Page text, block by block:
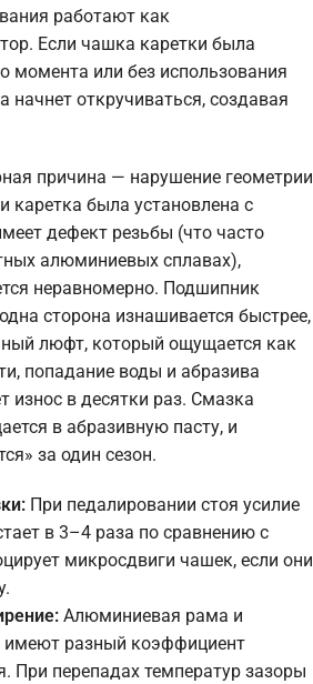
работают как
Если чашка каретки была
момента или без использования
начнет откручиваться, создавая
причина — нарушение геометрии
каретка была установлена с
дефект резьбы (что часто
алюминиевых сплавах),
неравномерно. Подшипник
сторона изнашивается быстрее,
люфт, который ощущается как
попадание воды и абразива
износ в десятки раз. Смазка
в абразивную пасту, и
за один сезон.
При педалировании стоя усилие
в 3–4 раза по сравнению с
микросдвиги чашек, если они
Алюминиевая рама и
имеют разный коэффициент
При перепадах температур зазоры